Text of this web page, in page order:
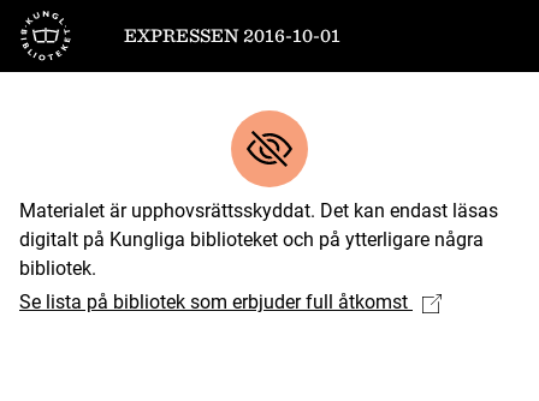
Till startsidan
EXPRESSEN 2016-10-01
Materialet är upphovsrättsskyddat. Det kan endast läsas
digitalt på Kungliga biblioteket och på ytterligare några
bibliotek.
Se lista på bibliotek som erbjuder full åtkomst